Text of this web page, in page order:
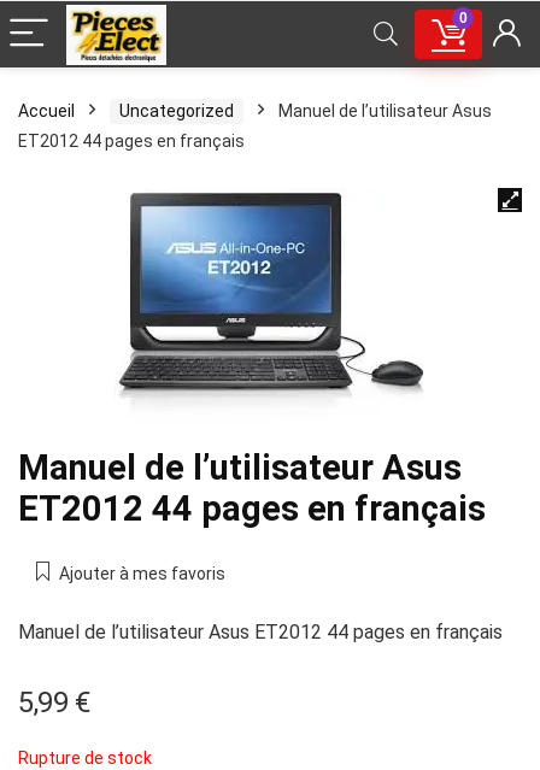
0
Accueil Uncategorized
Manuel de l’utilisateur Asus
ET2012 44 pages en français
Manuel de l’utilisateur Asus
ET2012 44 pages en français
Ajouter à mes favoris
Manuel de l’utilisateur Asus ET2012 44 pages en français
5,99 €
Rupture de stock